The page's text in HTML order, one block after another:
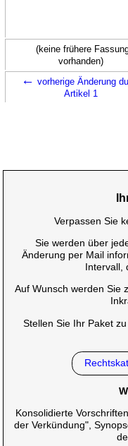
(keine frühere
vorhanden)
← vorherige Änderung
Artikel 1
Verpassen Sie
Sie werden über
Änderung per Mail
Intervall,
Auf Wunsch werden Sie
Stellen Sie Ihr Paket
Konsolidierte
der Verkündung",